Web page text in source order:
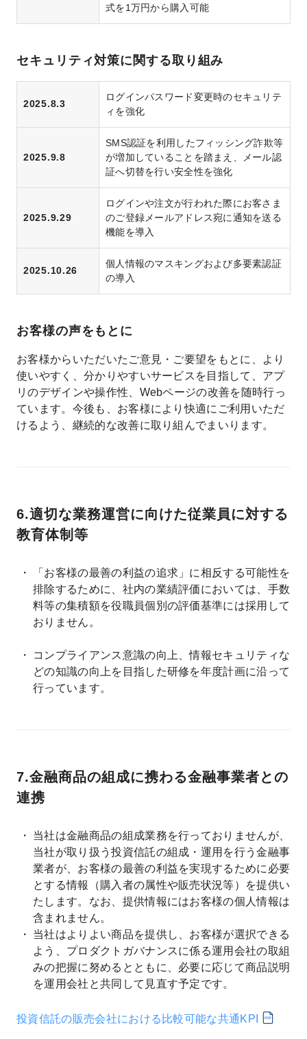
式を1万円から購入可能
セキュリティ対策に関する取り組み
2025.8.3
ログインパスワード変更時のセキュリテ
ィを強化
2025.9.8
SMS認証を利用したフィッシング詐欺等
が増加していることを踏まえ、メール認
証へ切替を行い安全性を強化
2025.9.29
ログインや注文が行われた際にお客さま
のご登録メールアドレス宛に通知を送る
機能を導入
2025.10.26
個人情報のマスキングおよび多要素認証
の導入
お客様の声をもとに
お客様からいただいたご意見・ご要望をもとに、より
使いやすく、分かりやすいサービスを目指して、アプ
リのデザインや操作性、Webページの改善を随時行っ
ています。今後も、お客様により快適にご利用いただ
けるよう、継続的な改善に取り組んでまいります。
6.適切な業務運営に向けた従業員に対する
教育体制等
「お客様の最善の利益の追求」に相反する可能性を
排除するために、社内の業績評価においては、手数
料等の集積額を役職員個別の評価基準には採用して
おりません。
コンプライアンス意識の向上、情報セキュリティな
どの知識の向上を目指した研修を年度計画に沿って
行っています。
7.金融商品の組成に携わる金融事業者との
連携
当社は金融商品の組成業務を行っておりませんが、
当社が取り扱う投資信託の組成・運用を行う金融事
業者が、お客様の最善の利益を実現するために必要
とする情報（購入者の属性や販売状況等）を提供い
たします。なお、提供情報にはお客様の個人情報は
含まれません。
当社はよりよい商品を提供し、お客様が選択できる
よう、プロダクトガバナンスに係る運用会社の取組
みの把握に努めるとともに、必要に応じて商品説明
を運用会社と共同して見直す予定です。
投資信託の販売会社における比較可能な共通KPI